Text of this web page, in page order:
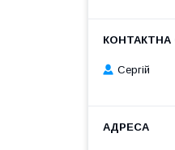
Сергій